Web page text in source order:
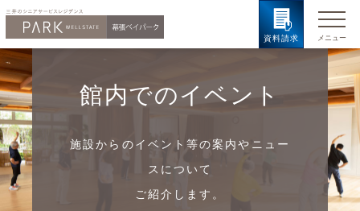
資料請求
館内でのイベント
施設からのイベント等の案内やニュー
スについて
ご紹介します。